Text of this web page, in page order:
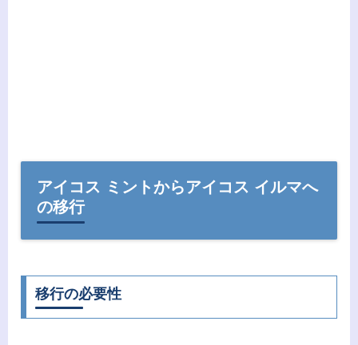
アイコス ミントからアイコス イルマへ
の移行
移行の必要性